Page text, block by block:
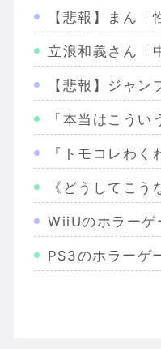
【悲報】まん
立浪和義さん「
【悲報】ジャ
「本当はこう
『トモコレわ
《どうしてこ
WiiUのホラーゲ
PS3のホラーゲ